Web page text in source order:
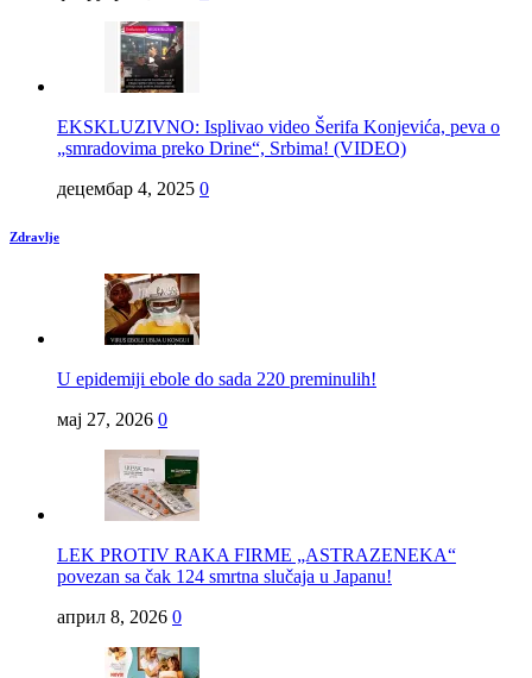
EKSKLUZIVNO: Isplivao video Šerifa Konjevića, peva o
„smradovima preko Drine“, Srbima! (VIDEO)
децембар 4, 2025 0
Zdravlje
U epidemiji ebole do sada 220 preminulih!
мај 27, 2026 0
LEK PROTIV RAKA FIRME „ASTRAZENEKA“
povezan sa čak 124 smrtna slučaja u Japanu!
април 8, 2026 0